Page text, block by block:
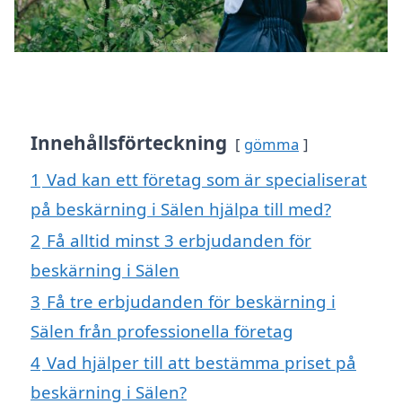
Innehållsförteckning gömma
1 Vad kan ett företag som är specialiserat
på beskärning i Sälen hjälpa till med?
2 Få alltid minst 3 erbjudanden för
beskärning i Sälen
3 Få tre erbjudanden för beskärning i
Sälen från professionella företag
4 Vad hjälper till att bestämma priset på
beskärning i Sälen?